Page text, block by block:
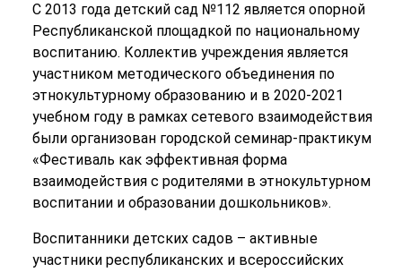
С 2013 года детский сад №112 является опорной
Республиканской площадкой по национальному
воспитанию. Коллектив учреждения является
участником методического объединения по
этнокультурному образованию и в 2020-2021
учебном году в рамках сетевого взаимодействия
были организован городской семинар-практикум
«Фестиваль как эффективная форма
взаимодействия с родителями в этнокультурном
воспитании и образовании дошкольников».
Воспитанники детских садов – активные
участники республиканских и всероссийских